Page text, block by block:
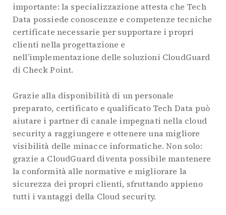
importante: la specializzazione attesta che Tech
Data possiede conoscenze e competenze tecniche
certificate necessarie per supportare i propri
clienti nella progettazione e
nell’implementazione delle soluzioni CloudGuard
di Check Point.
Grazie alla disponibilità di un personale
preparato, certificato e qualificato Tech Data può
aiutare i partner di canale impegnati nella cloud
security a raggiungere e ottenere una migliore
visibilità delle minacce informatiche. Non solo:
grazie a CloudGuard diventa possibile mantenere
la conformità alle normative e migliorare la
sicurezza dei propri clienti, sfruttando appieno
tutti i vantaggi della Cloud security.